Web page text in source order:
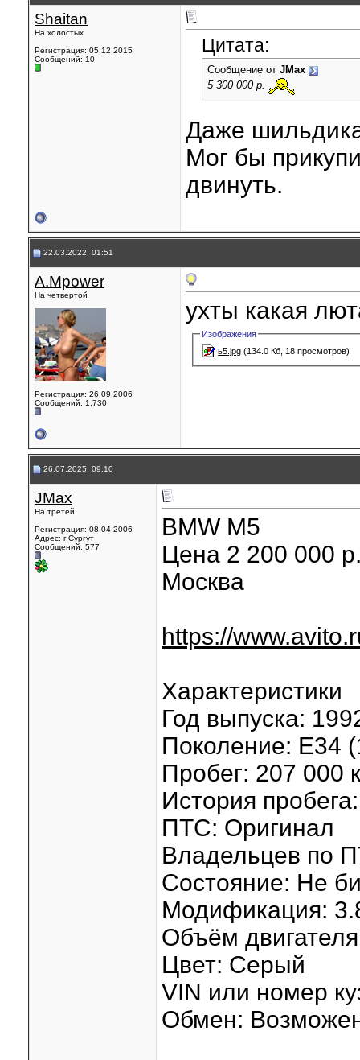
Shaitan
На холостых
Регистрация: 05.12.2015
Сообщений: 10
Цитата:
Сообщение от JMax
5 300 000 р.
Даже
Мог бы
двинуть.
22.03.2022, 01:51
A.Mpower
На четвертой
Регистрация: 26.09.2006
Сообщений: 1,730
ухты какая
Изображения
ь5.jpg (134.0 Кб, 18 просмотров)
26.07.2025, 09:10
JMax
На третей
Регистрация: 08.04.2006
Адрес: г.Сургут
Сообщений: 577
BMW M5
Цена 2 200 000
Москва
https://
Характеристики
Год выпуска:
Поколение: E34
Пробег: 207 000
История
ПТС: Оригинал
Владельцев по
Состояние: Не
Модификация:
Объём
Цвет: Серый
VIN или номер
Обмен: